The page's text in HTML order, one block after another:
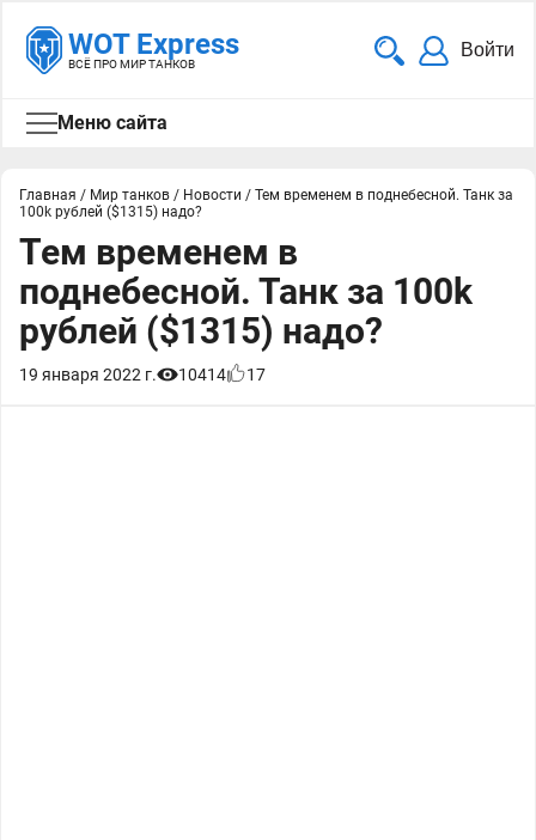
WOT Express
ВСЁ ПРО МИР ТАНКОВ
Войти
Меню сайта
Главная / Мир танков / Новости / Тем временем в поднебесной. Танк за
100k рублей ($1315) надо?
Тем временем в
поднебесной. Танк за 100k
рублей ($1315) надо?
19 января 2022 г. 10414 17